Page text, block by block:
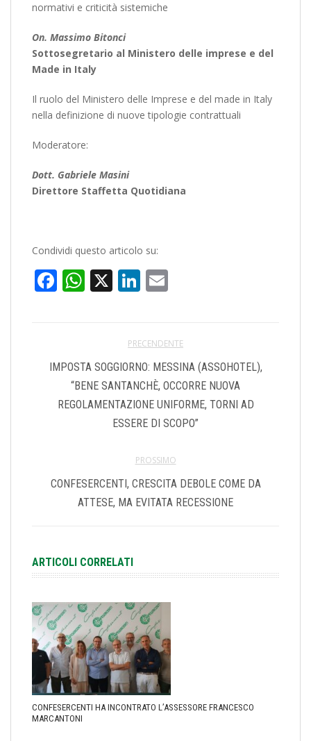
normativi e criticità sistemiche
On. Massimo Bitonci
Sottosegretario al Ministero delle imprese e del
Made in Italy
Il ruolo del Ministero delle Imprese e del made in Italy
nella definizione di nuove tipologie contrattuali
Moderatore:
Dott. Gabriele Masini
Direttore Staffetta Quotidiana
Condividi questo articolo su:
Facebook
WhatsApp
X LinkedIn
PRECENDENTE
IMPOSTA SOGGIORNO: MESSINA (ASSOHOTEL),
“BENE SANTANCHÈ, OCCORRE NUOVA
REGOLAMENTAZIONE UNIFORME, TORNI AD
ESSERE DI SCOPO”
PROSSIMO
CONFESERCENTI, CRESCITA DEBOLE COME DA
ATTESE, MA EVITATA RECESSIONE
ARTICOLI CORRELATI
CONFESERCENTI HA INCONTRATO L’ASSESSORE FRANCESCO
MARCANTONI